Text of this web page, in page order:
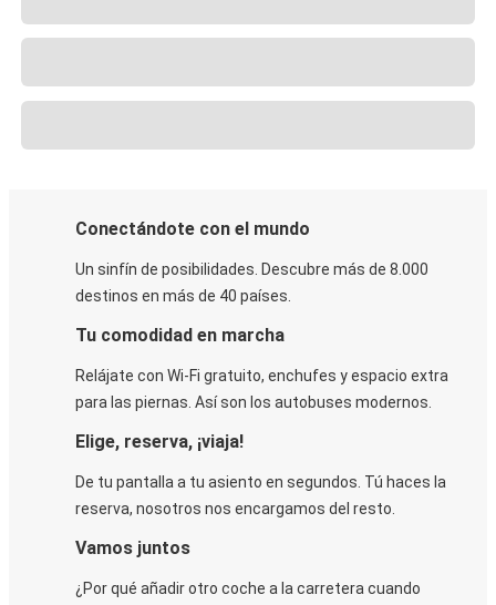
Conectándote con el mundo
Un sinfín de posibilidades. Descubre más de 8.000
destinos en más de 40 países.
Tu comodidad en marcha
Relájate con Wi-Fi gratuito, enchufes y espacio extra
para las piernas. Así son los autobuses modernos.
Elige, reserva, ¡viaja!
De tu pantalla a tu asiento en segundos. Tú haces la
reserva, nosotros nos encargamos del resto.
Vamos juntos
¿Por qué añadir otro coche a la carretera cuando